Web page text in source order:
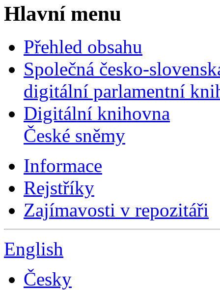
Hlavní menu
Přehled obsahu
Společná česko-
digitální parlamentní
Digitální knihovna
České sněmy
Informace
Rejstříky
Zajímavosti v repozitáři
English
Česky